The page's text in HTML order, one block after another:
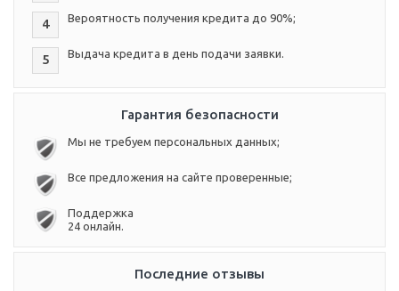
4 Вероятность получения кредита до 90%;
5 Выдача кредита в день подачи заявки.
Гарантия безопасности
Мы не требуем персональных данных;
Все предложения на сайте проверенные;
Поддержка
24 онлайн.
Последние отзывы